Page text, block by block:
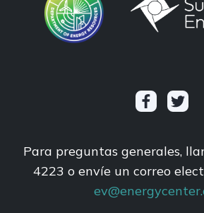
Para preguntas generales,
4223 o envíe un correo